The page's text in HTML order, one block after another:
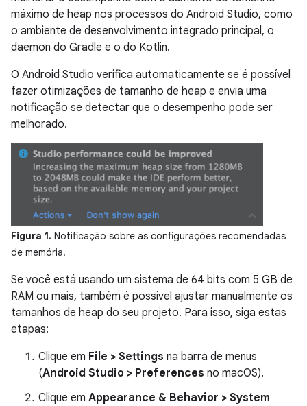
máximo de heap nos processos do Android Studio, como
o ambiente de desenvolvimento integrado principal, o
daemon do Gradle e o do Kotlin.
O Android Studio verifica automaticamente se é possível
fazer otimizações de tamanho de heap e envia uma
notificação se detectar que o desempenho pode ser
melhorado.
Figura 1. Notificação sobre as configurações recomendadas
de memória.
Se você está usando um sistema de 64 bits com 5 GB de
RAM ou mais, também é possível ajustar manualmente os
tamanhos de heap do seu projeto. Para isso, siga estas
etapas:
Clique em File > Settings na barra de menus
(Android Studio > Preferences no macOS).
Clique em Appearance & Behavior > System